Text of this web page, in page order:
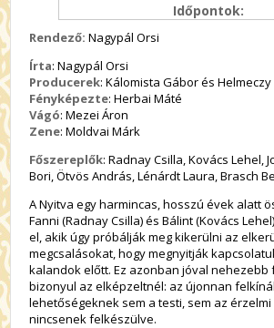
Időpontok:
Rendező: Nagypál Orsi
Írta: Nagypál Orsi
Producerek: Kálomista Gábor és
Fényképezte: Herbai Máté
Vágó: Mezei Áron
Zene: Moldvai Márk
Főszereplők: Radnay Csilla, Kovács Lehel,
Bori, Ötvös András, Lénárdt Laura, Brasch
A Nyitva egy harmincas, hosszú évek alatt
Fanni (Radnay Csilla) és Bálint (Kovács
el, akik úgy próbálják meg kikerülni az
megcsalásokat, hogy megnyitják
kalandok előtt. Ez azonban jóval
bizonyul az elképzeltnél: az újonnan
lehetőségeknek sem a testi, sem az
nincsenek felkészülve.